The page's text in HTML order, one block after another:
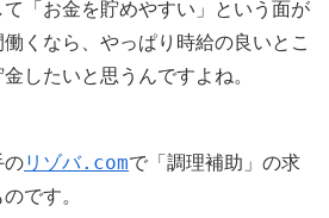
「お金を貯めやすい」という面が
くなら、やっぱり時給の良いとこ
したいと思うんですよね。
のリゾバ.comで「調理補助」の求
です。